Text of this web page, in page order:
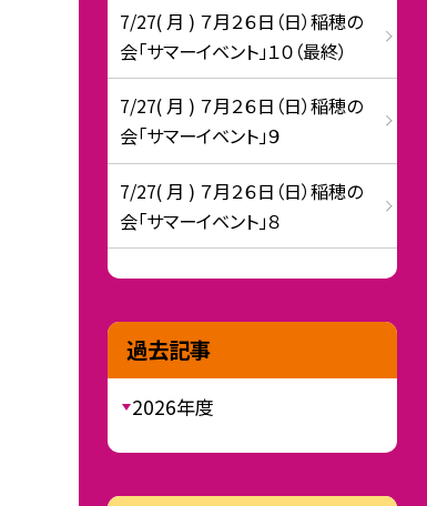
7/27( 月 ) ７月２６日（日）稲穂の
会「サマーイベント」１０（最終）
7/27( 月 ) ７月２６日（日）稲穂の
会「サマーイベント」９
7/27( 月 ) ７月２６日（日）稲穂の
会「サマーイベント」８
過去記事
2026年度